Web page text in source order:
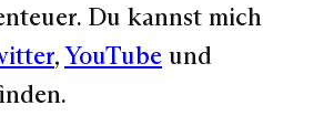
Du kannst mich
,YouTube und